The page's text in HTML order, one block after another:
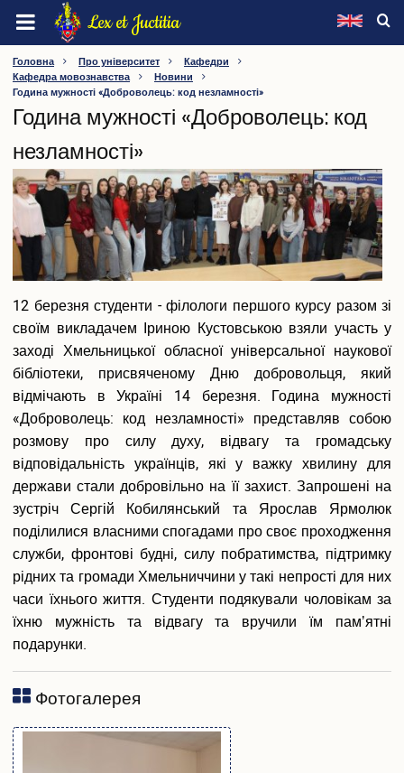
Перейти
основного
вмісту
Lex et Juctitia
ХМЕЛЬНИЦЬКИЙ УНІВЕРСИТЕТ УПРАВЛІННЯ ТА
ПРАВА ІМЕНІ ЛЕОНІДА ЮЗЬКОВА
Про університет
Інформація про університет
Видатні особистості
Ректорат
Вчена рада
Наглядова рада
Методична рада
Конференція трудового колективу
Профспілка
Факультети
Кафедри
Інші підрозділи
Нормативна база
Вакантні посади
Акредитація
Внутрішня система забезпечення якості освіти
Етика, академічна доброчесність та антикорупційна
політика
Гендерна політика Університету
Газета ХУУП імені Леоніда Юзькова GAUDEAMUS
Меморіал пам'яті
Безпека освітнього середовища
Фотогалерея
Відеогалерея
Відомості про провадження освітньої діяльності
Кількість бюджетних місць регіонального замовлення
Головна Про університет
Кафедри
Кафедра мовознавства
Новини
Година мужності «Доброволець: код незламності»
Година мужності «Доброволець: код
незламності»
12 березня студенти - філологи першого курсу разом зі
своїм викладачем Іриною Кустовською взяли участь у
заході Хмельницької обласної універсальної наукової
бібліотеки, присвяченому Дню добровольця, який
відмічають в Україні 14 березня. Година мужності
«Доброволець: код незламності» представляв собою
розмову про силу духу, відвагу та громадську
відповідальність українців, які у важку хвилину для
держави стали добровільно на її захист. Запрошені на
зустріч Сергій Кобилянський та Ярослав Ярмолюк
поділилися власними спогадами про своє проходження
служби, фронтові будні, силу побратимства, підтримку
рідних та громади Хмельниччини у такі непрості для них
часи їхнього життя. Студенти подякували чоловікам за
їхню мужність та відвагу та вручили їм памʼятні
подарунки.
Фотогалерея